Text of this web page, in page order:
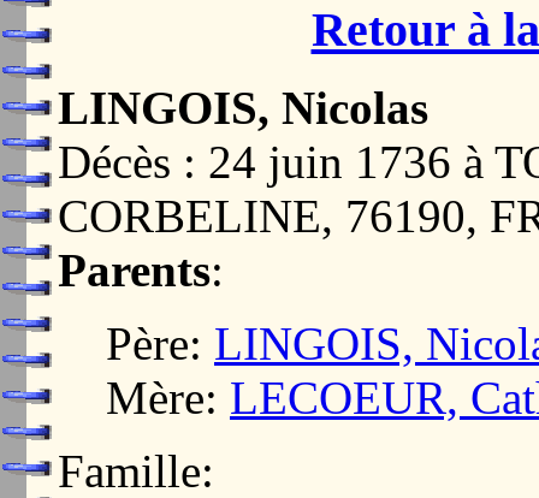
Retour à
LINGOIS, Nicolas
Décès : 24 juin 1736 à
CORBELINE, 76190,
Parents:
Père: LINGOIS,
Mère: LECOEUR,
Famille: